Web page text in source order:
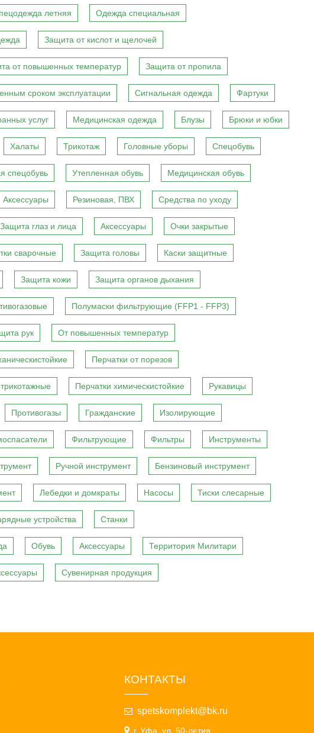
летняя Одежда специальная
Защита от кислот и щелочей
от повышенных температур Защита от пропила
сроком эксплуатации Сигнальная одежда Фартуки
услуг Медицинская одежда Блузы Брюки и юбки
Халаты Трикотаж Головные уборы Спецобувь
спецобувь Утепленная обувь Медицинская обувь
Аксессуары Резиновая, ПВХ Средства по уходу
Защита глаз и лица Аксессуары Очки закрытые
сварочные Защита головы Каски защитные
Защита кожи Защита органов дыхания
Полумаски фильтрующие (FFP1 - FFP3)
рук От повышенных температур
Перчатки от порезов
Перчатки химическистойкие Рукавицы
Противогазы Гражданские Изолирующие
Фильтрующие Фильтры Инструменты
Ручной инструмент Бензиновый инструмент
Лебедки и домкраты Насосы Тиски слесарные
устройства Станки
Обувь Аксессуары Территория Милитари
Сувенирная продукция
КОНТАКТЫ
spetskomplekt@bk.ru
г. Уфа, ул. 50-летия